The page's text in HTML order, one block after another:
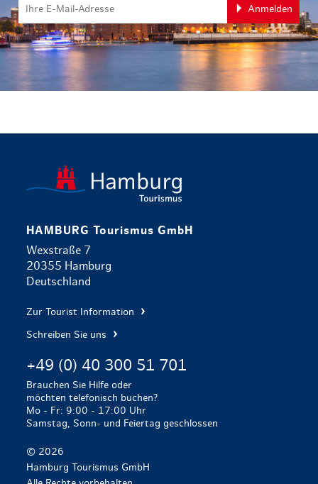
Anmelden
HAMBURG Tourismus GmbH
Wexstraße 7
20355 Hamburg
Deutschland
Zur Tourist Information
Schreiben Sie uns
+49 (0) 40 300 51 701
Brauchen Sie Hilfe oder
möchten telefonisch buchen?
Mo - Fr: 9:00 - 17:00 Uhr
Samstag, Sonn- und Feiertag geschlossen
© 2026
Hamburg Tourismus GmbH